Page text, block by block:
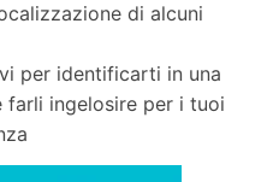
di alcuni
per identificarti in una
farli ingelosire per i tuoi